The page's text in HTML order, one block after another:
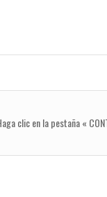
clic en la pestaña «